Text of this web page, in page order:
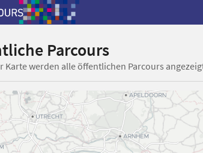
Parcours
Karte werden alle öffentlichen Parcours